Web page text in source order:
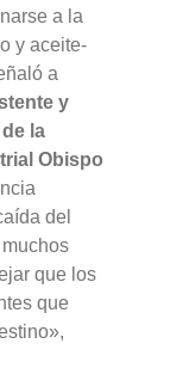
a la
y aceite-
a
y
la
Obispo
del
que los
que